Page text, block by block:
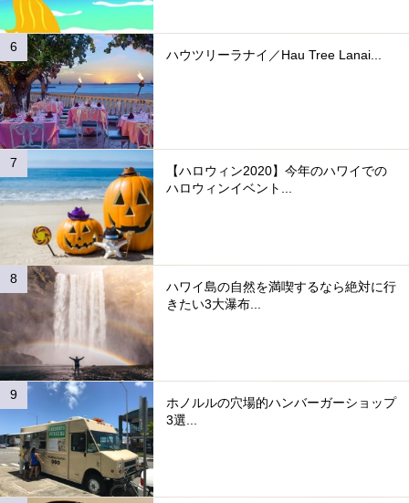
ハウツリーラナイ／Hau Tree Lanai...
【ハロウィン2020】今年のハワイでの
ハロウィンイベント...
ハワイ島の自然を満喫するなら絶対に行
きたい3大瀑布...
ホノルルの穴場的ハンバーガーショップ
3選...